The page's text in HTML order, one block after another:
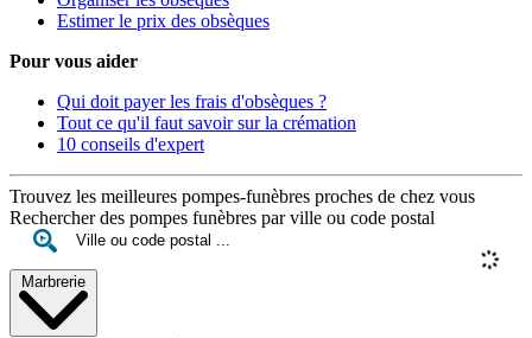
Estimer le prix des obsèques
Pour vous aider
Qui doit payer les frais d'obsèques ?
Tout ce qu'il faut savoir sur la crémation
10 conseils d'expert
Trouvez les meilleures pompes-funèbres proches de chez vous
Rechercher des pompes funèbres par ville ou code postal
Marbrerie